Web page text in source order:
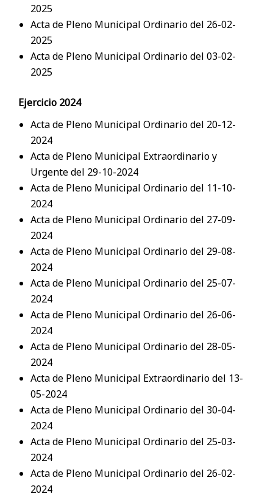
2025
Acta de Pleno Municipal Ordinario del 26-02-
2025
Acta de Pleno Municipal Ordinario del 03-02-
2025
Ejercicio 2024
Acta de Pleno Municipal Ordinario del 20-12-
2024
Acta de Pleno Municipal Extraordinario y
Urgente del 29-10-2024
Acta de Pleno Municipal Ordinario del 11-10-
2024
Acta de Pleno Municipal Ordinario del 27-09-
2024
Acta de Pleno Municipal Ordinario del 29-08-
2024
Acta de Pleno Municipal Ordinario del 25-07-
2024
Acta de Pleno Municipal Ordinario del 26-06-
2024
Acta de Pleno Municipal Ordinario del 28-05-
2024
Acta de Pleno Municipal Extraordinario del 13-
05-2024
Acta de Pleno Municipal Ordinario del 30-04-
2024
Acta de Pleno Municipal Ordinario del 25-03-
2024
Acta de Pleno Municipal Ordinario del 26-02-
2024